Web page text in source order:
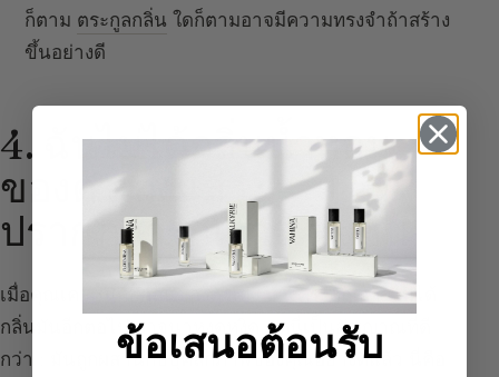
ก็ตาม ตระกูลกลิ่น ใดก็ตามอาจมีความทรงจำถ้าสร้าง
ขึ้นอย่างดี
4. ฉันไม่ได้กลิ่นน้ำหอม
ของตัวเองแล้ว :
ปรากฏการณ์การเคยชิน
เมื่อคุณเคยชินกับกลิ่นของตัวเอง บางครั้งคุณอาจไม่ได้
กลิ่นมันอีกต่อไป อาจน่าหงุดหงิด แต่นี่เป็นสัญญาณที่ดี
กว่า : มันถูกผสานกับบุคลิกภาพของคุณอย่างดีแล้ว นี่คือ
ข้อเสนอต้อนรับ